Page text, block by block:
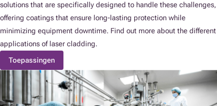
solutions that are specifically designed to handle these challenges,
offering coatings that ensure long-lasting protection while
minimizing equipment downtime. Find out more about the different
applications of laser cladding.
Toepassingen